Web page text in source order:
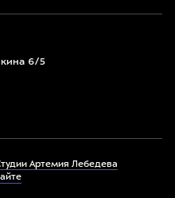
6/5
Артемия Лебедева